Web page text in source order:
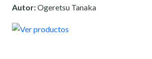
Autor:Ogeretsu Tanaka